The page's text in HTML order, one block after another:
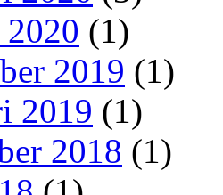
(1)
2019 (1)
2019 (1)
2018 (1)